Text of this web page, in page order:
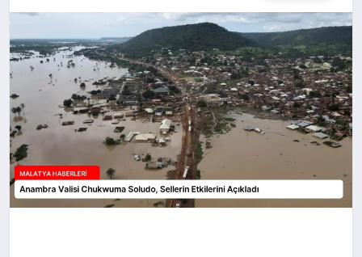
MAGAZIN
SAĞLIK
SIYASET
SPOR
TEKNOLOJI